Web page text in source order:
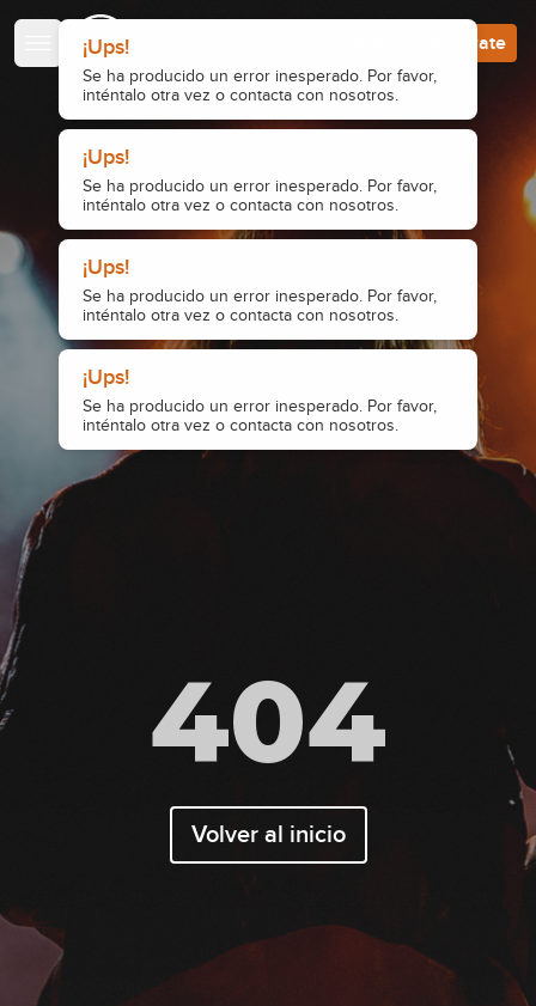
¡Ups!
Se ha producido un error inesperado. Por favor,
inténtalo otra vez o contacta con nosotros.
¡Ups!
Se ha producido un error inesperado. Por favor,
inténtalo otra vez o contacta con nosotros.
¡Ups!
Se ha producido un error inesperado. Por favor,
inténtalo otra vez o contacta con nosotros.
¡Ups!
Se ha producido un error inesperado. Por favor,
inténtalo otra vez o contacta con nosotros.
Regístrate
404
Volver al inicio
Escuela de Guitarristas